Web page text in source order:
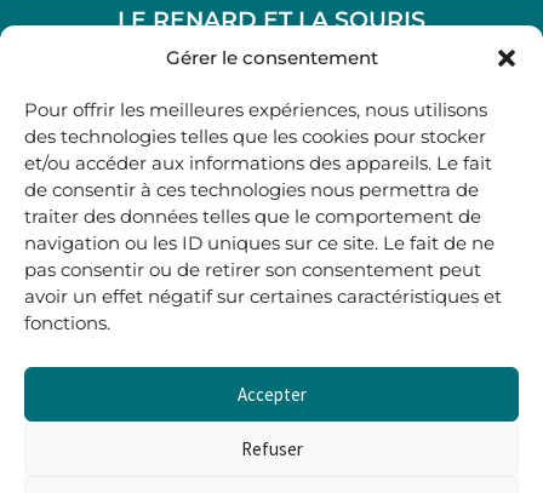
Gérer le consentement
Pour offrir les meilleures expériences, nous utilisons
des technologies telles que les cookies pour stocker
et/ou accéder aux informations des appareils. Le fait
de consentir à ces technologies nous permettra de
traiter des données telles que le comportement de
navigation ou les ID uniques sur ce site. Le fait de ne
pas consentir ou de retirer son consentement peut
avoir un effet négatif sur certaines caractéristiques et
fonctions.
Accepter
Refuser
LE RENARD ET LA SOURIS
48, rue Maubec 33210 LANGON
05 40 41 37 18
.
MARDI AU SAMEDI
10H00-12H45 | 14H00 -19H00
boutique@lerenardetlasouris.com